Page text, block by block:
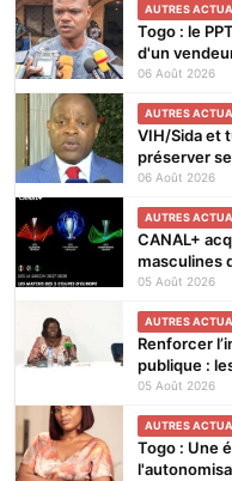
AUTRES
Togo : le
d'un
06 Août 2026
AUTRES
VIH/Sida et
préserver
financements
06 Août 2026
AUTRES
CANAL+
masculines
05 Août 2026
AUTRES
Renforcer
publique :
Focales
05 Août 2026
AUTRES
Togo : Une